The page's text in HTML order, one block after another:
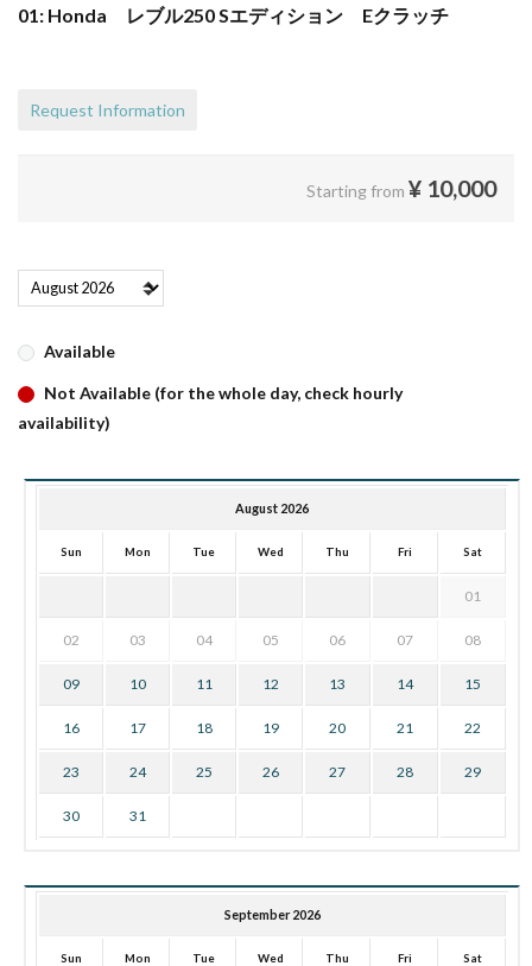
01: Honda レブル250 Sエディション Eクラッチ
Request Information
Starting from ¥ 10,000
Available
Not Available (for the whole day, check hourly
availability)
August 2026
Sun Mon Tue Wed Thu Fri Sat
01
02 03 04 05 06 07 08
09 10 11 12 13 14 15
16 17 18 19 20 21 22
23 24 25 26 27 28 29
30 31
September 2026
Sun Mon Tue Wed Thu Fri Sat